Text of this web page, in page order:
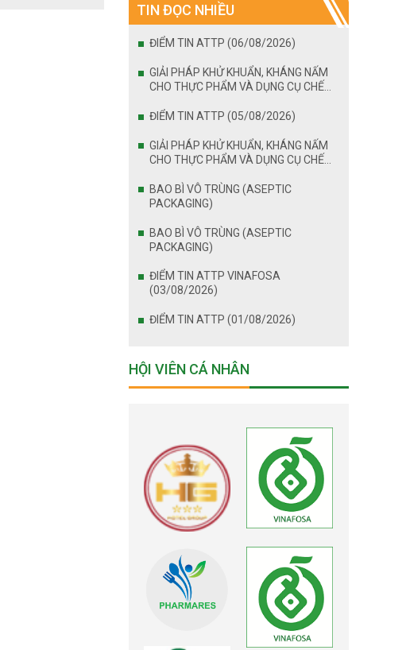
TIN ĐỌC NHIỀU
ĐIỂM TIN ATTP (06/08/2026)
GIẢI PHÁP KHỬ KHUẨN, KHÁNG NẤM
CHO THỰC PHẨM VÀ DỤNG CỤ CHẾ
ĐIỂM TIN ATTP (05/08/2026)
GIẢI PHÁP KHỬ KHUẨN, KHÁNG NẤM
CHO THỰC PHẨM VÀ DỤNG CỤ CHẾ
BAO BÌ VÔ TRÙNG (ASEPTIC
PACKAGING)
BAO BÌ VÔ TRÙNG (ASEPTIC
PACKAGING)
ĐIỂM TIN ATTP VINAFOSA
(03/08/2026)
ĐIỂM TIN ATTP (01/08/2026)
HỘI VIÊN CÁ NHÂN